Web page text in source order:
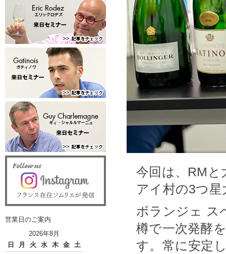
今回は、RM
アイ村の3つ
ボランジェ ス
樽で一次発酵
す。常に安定
営業日のご案内
2026年8月
日
月 火 水 木 金
土